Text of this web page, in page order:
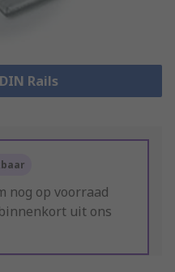
Rails
nog op voorraad
uit ons